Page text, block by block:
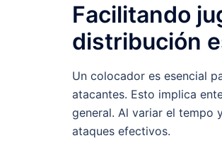
Facilitando
distribución
Un colocador es esencial
atacantes. Esto implica
general. Al variar el tempo
ataques efectivos.